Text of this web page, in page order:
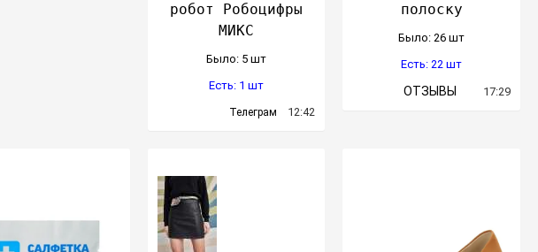
робот Робоцифры
МИКС
Было: 5 шт
Есть: 1 шт
Телеграм 12:42
полоску
Было: 26 шт
Есть: 22 шт
ОТЗЫВЫ 17:29